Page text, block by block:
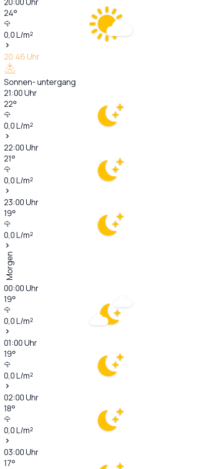
24°
0,0L/m²
20:46Uhr
Sonnen- untergang
21:00Uhr
22°
0,0L/m²
22:00Uhr
21°
0,0L/m²
23:00Uhr
19°
0,0L/m²
Morgen
00:00Uhr
19°
0,0L/m²
01:00Uhr
19°
0,0L/m²
02:00Uhr
18°
0,0L/m²
03:00Uhr
17°